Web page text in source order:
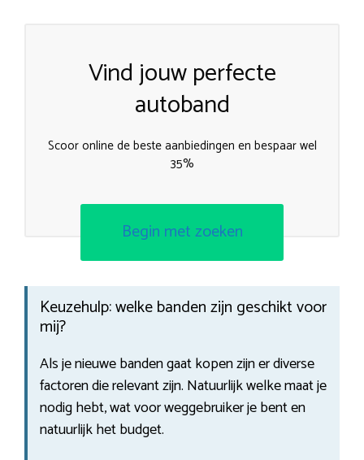
Vind jouw perfecte
autoband
Scoor online de beste aanbiedingen en bespaar wel
35%
Begin met zoeken
Keuzehulp: welke banden zijn geschikt voor
mij?
Als je nieuwe banden gaat kopen zijn er diverse
factoren die relevant zijn. Natuurlijk welke maat je
nodig hebt, wat voor weggebruiker je bent en
natuurlijk het budget.